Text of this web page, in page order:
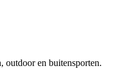
outdoor en buitensporten.